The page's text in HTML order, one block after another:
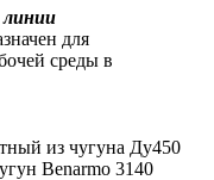
линии
для
среды в
из чугуна Ду450
Benarmo 3140